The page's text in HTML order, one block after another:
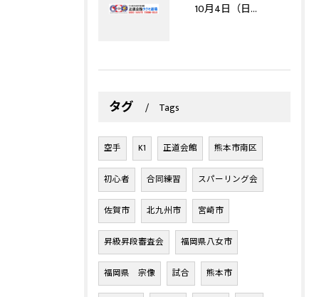
10月4日（日）【REAL予選】リアルチャンピオンシップ九州ファイナルカップ（※8/12申込締切）
タグ Tags
空手 K1 正道会館 熊本市南区
初心者 合同練習 スパーリング会
佐賀市 北九州市 宮崎市
昇級昇段審査会 福岡県八女市
福岡県 宗像 試合 熊本市